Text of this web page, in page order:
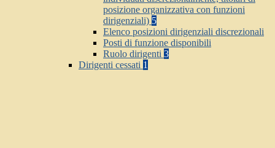
posizione organizzativa con funzioni
dirigenziali) 5
Elenco posizioni dirigenziali discrezionali
Posti di funzione disponibili
Ruolo dirigenti 3
Dirigenti cessati 1